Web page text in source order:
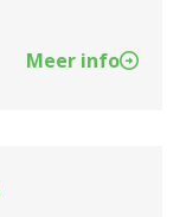
Meer info